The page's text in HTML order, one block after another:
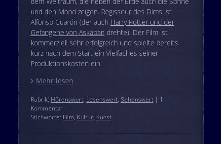
und den Mond zeigen. Regisseur des Films ist
Alfonso Cuarón (der auch Harry Potter und der
Gefangene von Askaban drehte). Der Film ist
kommerziell sehr erfolgreich und spielte bereits
kurz nach dem Start ein Vielfaches seiner
Produktionskosten ein.
Mehr lesen
Rubrik: Hörenswert, Lesenswert, Sehenswert| 1
Kommentar
Stichworte: Film, Kultur, Kunst